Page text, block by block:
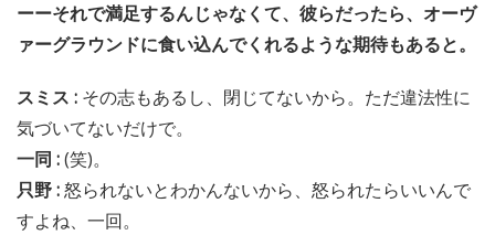
ーーそれで満足するんじゃなくて、彼らだったら、オーヴ
ァーグラウンドに食い込んでくれるような期待もあると。
スミス : その志もあるし、閉じてないから。ただ違法性に
気づいてないだけで。
一同 :(笑)。
只野 :怒られないとわかんないから、怒られたらいいんで
すよね、一回。